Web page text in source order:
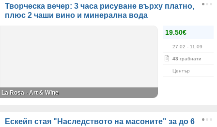
Творческа вечер: 3 часа рисуване върху платно,
плюс 2 чаши вино и минерална вода
19.50€
27.02 - 11.09
43 грабнати
Център
La Rosa - Art & Wine
Ескейп стая "Наследството на масоните" за до 6